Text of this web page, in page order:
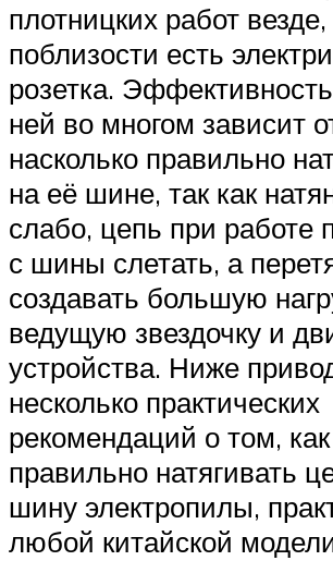
плотницких работ везде,
поблизости есть
розетка.
ней во многом зависит
насколько правильно
на её шине, так как
слабо, цепь при работе
с шины слетать, а
создавать большую
ведущую звездочку и
устройства. Ниже
несколько практических
рекомендаций о том,
правильно натягивать
шину электропилы,
любой китайской